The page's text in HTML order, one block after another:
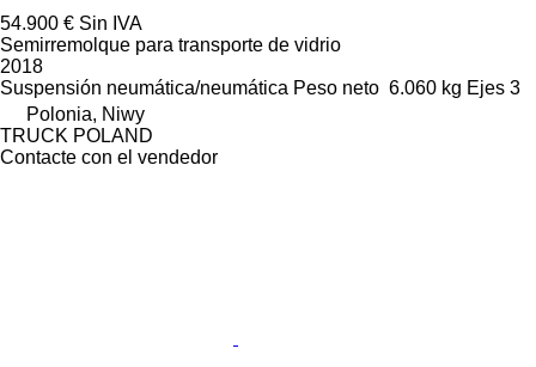
54.900 € Sin IVA
Semirremolque para transporte de vidrio
2018
Suspensión neumática/neumática Peso neto 6.060 kg Ejes 3
Polonia, Niwy
TRUCK POLAND
Contacte con el vendedor